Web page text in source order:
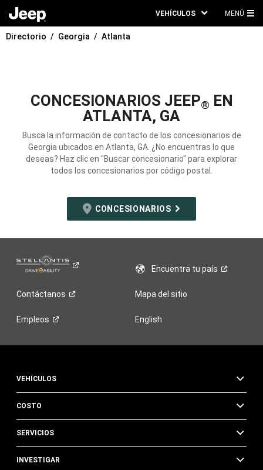
VEHÍCULOS MENÚ
Directorio Georgia Atlanta
CONCESIONARIOS JEEP® EN
ATLANTA, GA
Busca la información de contacto de los concesionarios de
Georgia ubicados en Atlanta, GA. ¿No encuentras lo que
deseas? Haz clic en "Buscar concesionario" para explorar
todos los concesionarios por código postal.
CONCESIONARIOS
Encuentra tupaís
Contáctanos Mapa del sitio
Empleos English
VEHÍCULOS
COSTO
SERVICIOS
INVESTIGAR